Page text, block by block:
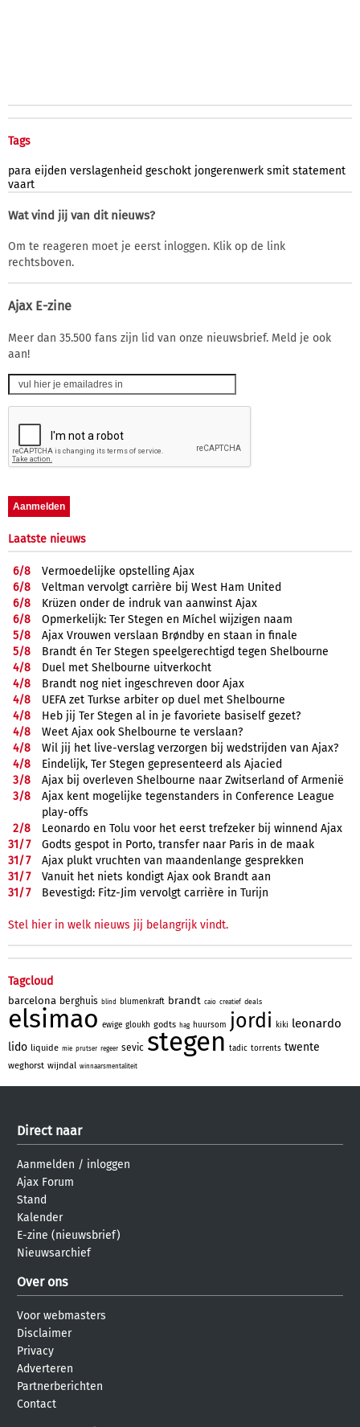
Tags
para eijden verslagenheid geschokt jongerenwerk smit statement
vaart
Wat vind jij van dit nieuws?
Om te reageren moet je eerst inloggen. Klik op de link
rechtsboven.
Ajax E-zine
Meer dan 35.500 fans zijn lid van onze nieuwsbrief. Meld je ook
aan!
Laatste nieuws
6/8
Vermoedelijke opstelling Ajax
6/8
Veltman vervolgt carrière bij West Ham United
6/8
Krüzen onder de indruk van aanwinst Ajax
6/8
Opmerkelijk: Ter Stegen en Míchel wijzigen naam
5/8
Ajax Vrouwen verslaan Brøndby en staan in finale
5/8
Brandt én Ter Stegen speelgerechtigd tegen Shelbourne
4/8
Duel met Shelbourne uitverkocht
4/8
Brandt nog niet ingeschreven door Ajax
4/8
UEFA zet Turkse arbiter op duel met Shelbourne
4/8
Heb jij Ter Stegen al in je favoriete basiself gezet?
4/8
Weet Ajax ook Shelbourne te verslaan?
4/8
Wil jij het live-verslag verzorgen bij wedstrijden van Ajax?
4/8
Eindelijk, Ter Stegen gepresenteerd als Ajacied
3/8
Ajax bij overleven Shelbourne naar Zwitserland of Armenië
3/8
Ajax kent mogelijke tegenstanders in Conference League
play-offs
2/8
Leonardo en Tolu voor het eerst trefzeker bij winnend Ajax
31/7
Godts gespot in Porto, transfer naar Paris in de maak
31/7
Ajax plukt vruchten van maandenlange gesprekken
31/7
Vanuit het niets kondigt Ajax ook Brandt aan
31/7 Bevestigd: Fitz-Jim vervolgt carrière in Turijn
Stel hier in welk nieuws jij belangrijk vindt.
Tagcloud
barcelona berghuis blind blumenkraft brandt caio creatief deals
elsimao ewige gloukh godts hag huursom jordi kiki leonardo
lido liquide mie prutser regeer sevic stegen tadic torrents twente
weghorst wijndal winnaarsmentaliteit
Direct naar
Aanmelden / inloggen
Ajax Forum
Stand
Kalender
E-zine (nieuwsbrief)
Nieuwsarchief
Over ons
Voor webmasters
Disclaimer
Privacy
Adverteren
Partnerberichten
Contact